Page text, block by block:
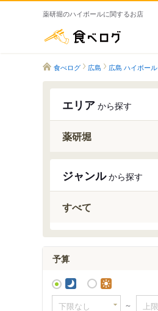
薬研堀のハイボールに関するお店
食べログ 広島 広島 ハイボール
エリア から探す
薬研堀
ジャンルから探す
すべて
予算
～